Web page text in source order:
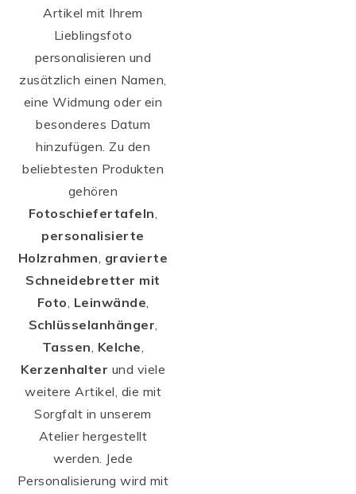
Artikel mit Ihrem
Lieblingsfoto
personalisieren und
zusätzlich einen Namen,
eine Widmung oder ein
besonderes Datum
hinzufügen. Zu den
beliebtesten Produkten
gehören
Fotoschiefertafeln,
personalisierte
Holzrahmen, gravierte
Schneidebretter mit
Foto, Leinwände,
Schlüsselanhänger,
Tassen, Kelche,
Kerzenhalter und viele
weitere Artikel, die mit
Sorgfalt in unserem
Atelier hergestellt
werden. Jede
Personalisierung wird mit